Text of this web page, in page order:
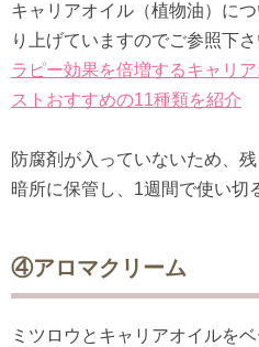
キャリアオイル（植物油）に
り上げていますのでご参照下さ
ラピー効果を倍増するキャリ
ストおすすめの11種類を紹介
防腐剤が入っていないため、
暗所に保管し、1週間で使い切
④アロマクリーム
ミツロウとキャリアオイルを